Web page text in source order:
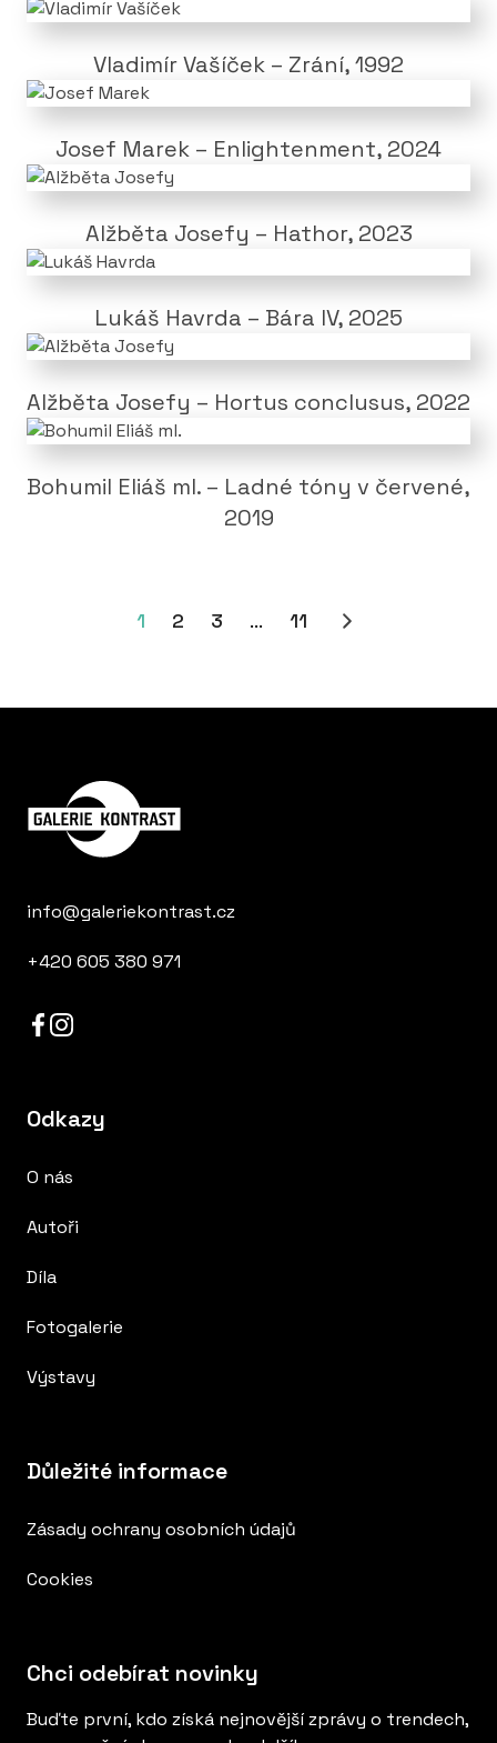
Vladimír Vašíček – Zrání, 1992
Josef Marek – Enlightenment, 2024
Alžběta Josefy – Hathor, 2023
Lukáš Havrda – Bára IV, 2025
Alžběta Josefy – Hortus conclusus, 2022
Bohumil Eliáš ml. – Ladné tóny v červené,
2019
1 2 3 ... 11
info@galeriekontrast.cz
+420 605 380 971
Odkazy
O nás
Autoři
Díla
Fotogalerie
Výstavy
Důležité informace
Zásady ochrany osobních údajů
Cookies
Chci odebírat novinky
Buďte první, kdo získá nejnovější zprávy o trendech,